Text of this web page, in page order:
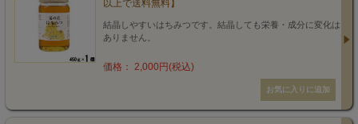
以上で送料無料】
結晶しやすいはちみつです。結晶しても栄養・成分に変化は
ありません。
価格： 2,000円(税込)